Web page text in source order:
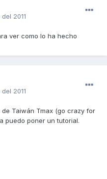
2011
ver como lo ha hecho
2011
Taiwán Tmax (go crazy for
puedo poner un tutorial.